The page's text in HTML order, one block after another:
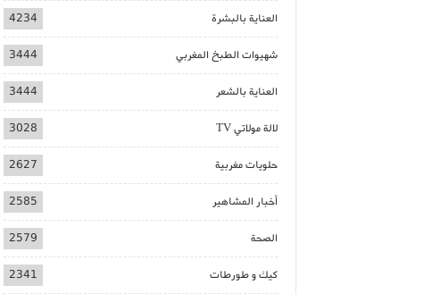
العناية بالبشرة 4234
شهيوات الطبخ المغربي 3444
العناية بالشعر 3444
لالة مولاتي TV 3028
حلويات مغربية 2627
أخبار المشاهير 2585
الصحة 2579
كيك و طورطات 2341